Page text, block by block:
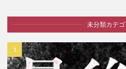
未分類カテゴ